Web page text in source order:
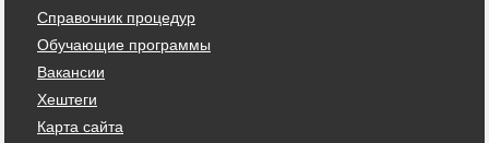
Справочник процедур
Обучающие программы
Вакансии
Хештеги
Карта сайта